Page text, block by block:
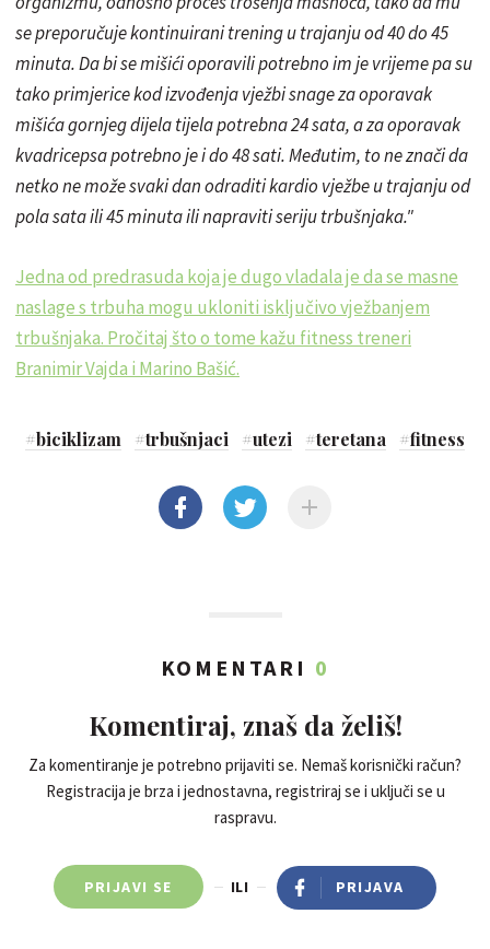
se preporučuje kontinuirani trening u trajanju od 40 do 45
minuta. Da bi se mišići oporavili potrebno im je vrijeme pa su
tako primjerice kod izvođenja vježbi snage za oporavak
mišića gornjeg dijela tijela potrebna 24 sata, a za oporavak
kvadricepsa potrebno je i do 48 sati. Međutim, to ne znači da
netko ne može svaki dan odraditi kardio vježbe u trajanju od
pola sata ili 45 minuta ili napraviti seriju trbušnjaka."
Jedna od predrasuda koja je dugo vladala je da se masne
naslage s trbuha mogu ukloniti isključivo vježbanjem
trbušnjaka. Pročitaj što o tome kažu fitness treneri
Branimir Vajda i Marino Bašić.
#biciklizam #trbušnjaci #utezi #teretana #fitness
KOMENTARI 0
Komentiraj, znaš da želiš!
Za komentiranje je potrebno prijaviti se. Nemaš korisnički račun?
Registracija je brza i jednostavna, registriraj se i uključi se u
raspravu.
PRIJAVI SE ILI PRIJAVA